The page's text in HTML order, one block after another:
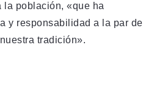
la población, «que ha
y responsabilidad a la par de
tradición».